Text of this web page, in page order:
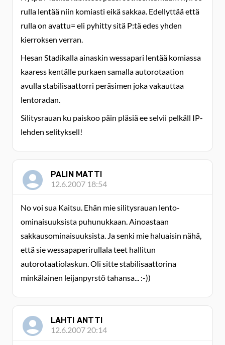
rulla lentää niin komiasti eikä sakkaa. Edellyttää että
rulla on avattu= eli pyhitty sitä P:tä edes yhden
kierroksen verran.
Hesan Stadikalla ainaskin wessapari lentää komiassa
kaaress kentälle purkaen samalla autorotaation
avulla stabilisaattorri peräsimen joka vakauttaa
lentoradan.
Silitysrauan ku paiskoo päin pläsiä ee selvii pelkäll IP-
lehden selityksell!
PALIN MATTI
12.6.2007 18:54
No voi sua Kaitsu. Ehän mie silitysrauan lento-
ominaisuuksista puhunukkaan. Ainoastaan
sakkausominaisuuksista. Ja senki mie haluaisin nähä,
että sie wessapaperirullala teet hallitun
autorotaatiolaskun. Oli sitte stabilisaattorina
minkälainen leijanpyrstö tahansa... :-))
LAHTI ANTTI
12.6.2007 20:14